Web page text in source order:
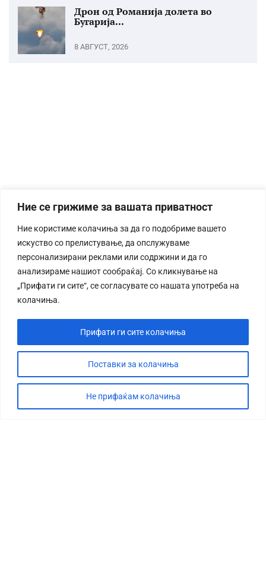
Ние се грижиме за вашата приватност
Ние користиме колачиња за да го подобриме вашето
искуство со прелистување, да опслужуваме
персонализирани реклами или содржини и да го
анализираме нашиот сообраќај. Со кликнување на
„Прифати ги сите“, се согласувате со нашата употреба на
колачиња.
Поставки за колачиња
Не прифаќам колачиња
Прифати ги сите колачиња
Дрон од Романија долета во
Бугарија...
8 АВГУСТ, 2026